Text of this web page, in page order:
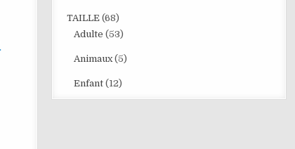
TAILLE (68)
Adulte (53)
Animaux (5)
Enfant (12)